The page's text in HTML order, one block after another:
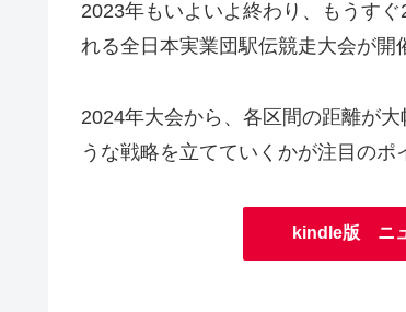
2023年もいよいよ終わり、もうす
れる全日本実業団駅伝競走大会が開
2024年大会から、各区間の距離が
うな戦略を立てていくかが注目のポ
kindle版 ニ